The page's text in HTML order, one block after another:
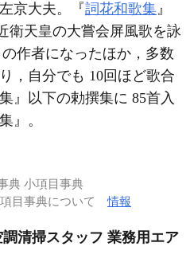
京大夫。『詞花和歌集』
衛天皇の大嘗会屏風歌を詠
作者になったほか，多数
，自分でも 10回ほど歌合
』以下の勅撰集に 85首入
』。
典 小項目事典
項目事典について情報
調清掃スタッフ 業務用エア